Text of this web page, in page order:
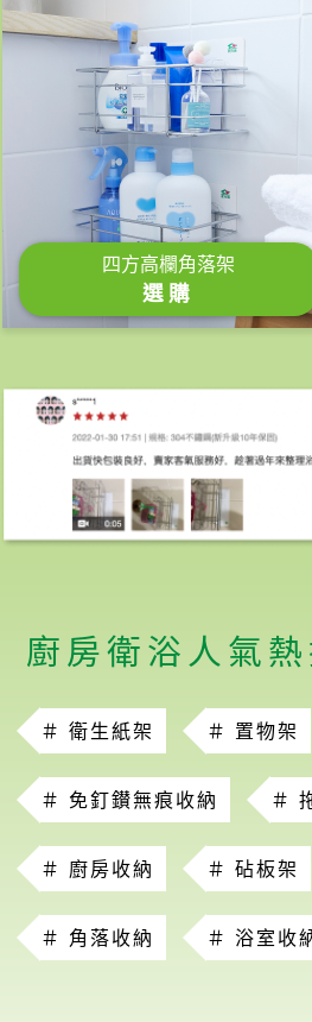
廚衛中型置物架
選購
廚房衛浴人氣熱
＃ 衛生紙架 ＃ 置物架
＃ 免釘鑚無痕收納 ＃
＃ 廚房收納 ＃ 砧板架
＃ 角落收納 ＃ 浴室收